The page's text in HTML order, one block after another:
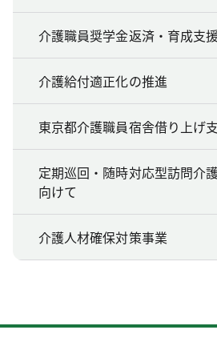
介護職員奨学金返済・育成支
介護給付適正化の推進
東京都介護職員宿舎借り上げ
定期巡回・随時対応型訪問介
向けて
介護人材確保対策事業